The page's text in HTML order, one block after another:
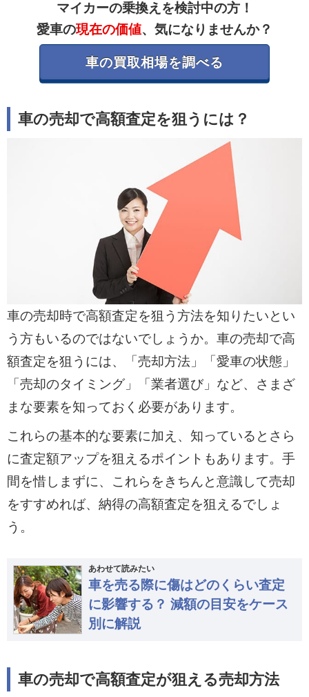
マイカーの乗換えを検討中の方！
愛車の現在の価値、気になりませんか？
車の買取相場を調べる
車の売却で高額査定を狙うには？
車の売却時で高額査定を狙う方法を知りたいとい
う方もいるのではないでしょうか。車の売却で高
額査定を狙うには、「売却方法」「愛車の状態」
「売却のタイミング」「業者選び」など、さまざ
まな要素を知っておく必要があります。
これらの基本的な要素に加え、知っているとさら
に査定額アップを狙えるポイントもあります。手
間を惜しまずに、これらをきちんと意識して売却
をすすめれば、納得の高額査定を狙えるでしょ
う。
あわせて読みたい
車を売る際に傷はどのくらい査定
に影響する？ 減額の目安をケース
別に解説
車の売却で高額査定が狙える売却方法